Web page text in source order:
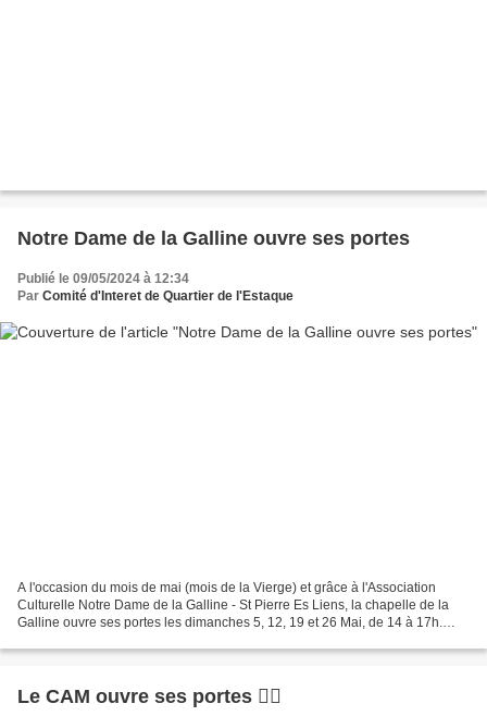
Notre Dame de la Galline ouvre ses portes
Publié le 09/05/2024 à 12:34
Par Comité d'Interet de Quartier de l'Estaque
A l'occasion du mois de mai (mois de la Vierge) et grâce à l'Association
Culturelle Notre Dame de la Galline - St Pierre Es Liens, la chapelle de la
Galline ouvre ses portes les dimanches 5, 12, 19 et 26 Mai, de 14 à 17h.
Le CAM ouvre ses portes 🚣‍♀️